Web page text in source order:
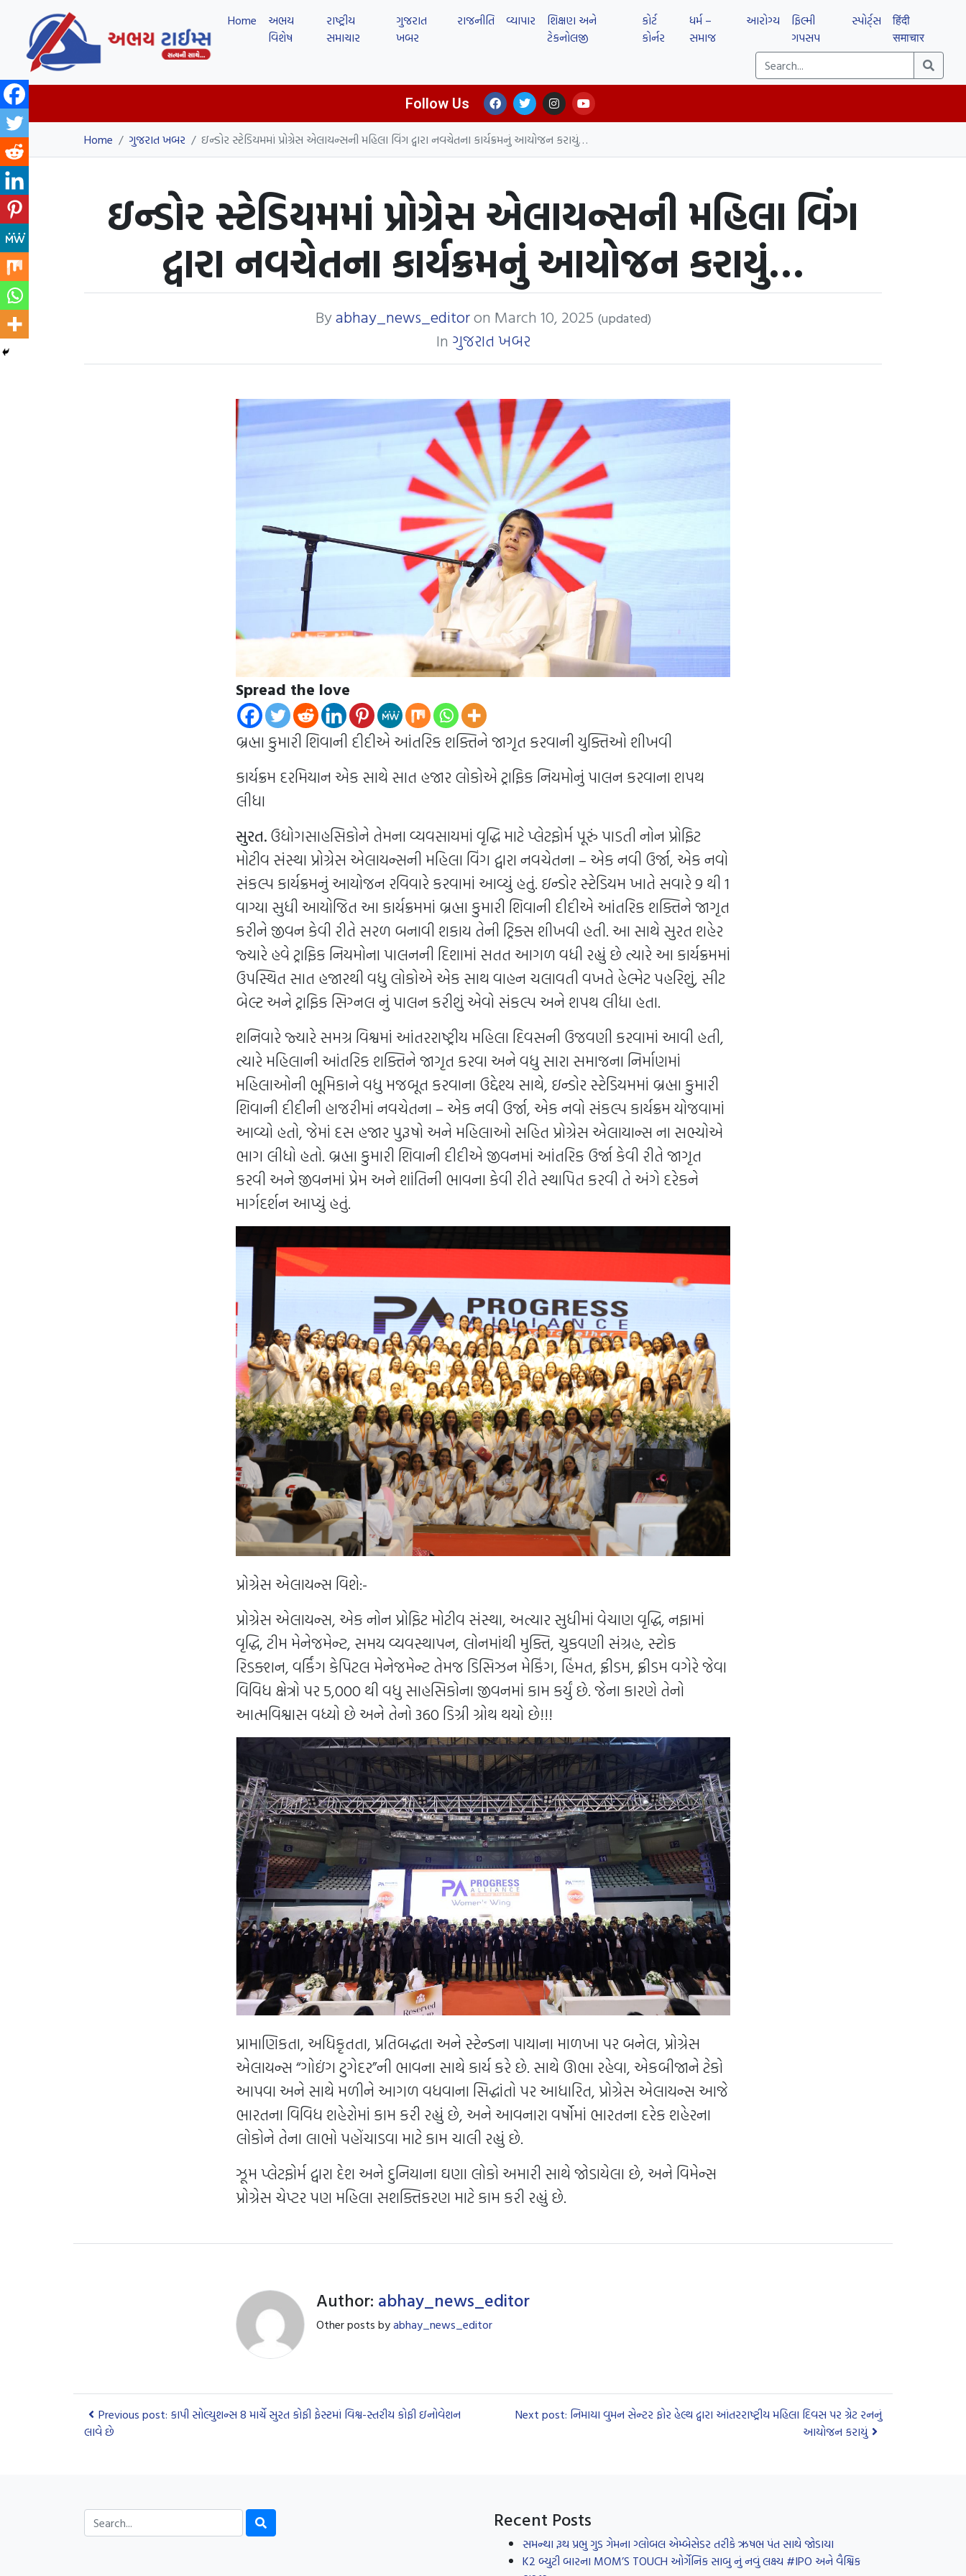
Home
અભય
વિશેષ
રાષ્ટ્રીય
સમાચાર
ગુજરાત
ખબર
રાજનીતિ વ્યાપાર
શિક્ષણ અને
ટેકનોલજી
કોર્ટ
કોર્નર
ધર્મ –
સમાજ
આરોગ્ય
ફિલ્મી
ગપસપ
સ્પોર્ટ્સ
हिंदी
समाचार
Follow Us
Home / ગુજરાત ખબર / ઇન્ડોર સ્ટેડિયમમાં પ્રોગ્રેસ એલાયન્સની મહિલા વિંગ દ્વારા નવચેતના કાર્યક્રમનું આયોજન કરાયું…
ઇન્ડોર સ્ટેડિયમમાં પ્રોગ્રેસ એલાયન્સની મહિલા વિંગ
દ્વારા નવચેતના કાર્યક્રમનું આયોજન કરાયું…
Byabhay_news_editoron March 10, 2025 (updated)
In ગુજરાત ખબર
Spread the love
બ્રહ્મા કુમારી શિવાની દીદીએ આંતરિક શક્તિને જાગૃત કરવાની યુક્તિઓ શીખવી
કાર્યક્રમ દરમિયાન એક સાથે સાત હજાર લોકોએ ટ્રાફિક નિયમોનું પાલન કરવાના શપથ
લીધા
સુરત.ઉદ્યોગસાહસિકોને તેમના વ્યવસાયમાં વૃદ્ધિ માટે પ્લેટફોર્મ પૂરું પાડતી નોન પ્રોફિટ
મોટીવ સંસ્થા પ્રોગ્રેસ એલાયન્સની મહિલા વિંગ દ્વારા નવચેતના – એક નવી ઉર્જા, એક નવો
સંકલ્પ કાર્યક્રમનું આયોજન રવિવારે કરવામાં આવ્યું હતું. ઇન્ડોર સ્ટેડિયમ ખાતે સવારે 9 થી 1
વાગ્યા સુધી આયોજિત આ કાર્યક્રમમાં બ્રહ્મા કુમારી શિવાની દીદીએ આંતરિક શક્તિને જાગૃત
કરીને જીવન કેવી રીતે સરળ બનાવી શકાય તેની ટ્રિક્સ શીખવી હતી. આ સાથે સુરત શહેર
જ્યારે હવે ટ્રાફિક નિયમોના પાલનની દિશામાં સતત આગળ વધી રહ્યું છે ત્યારે આ કાર્યક્રમમાં
ઉપસ્થિત સાત હજારથી વધુ લોકોએ એક સાથ વાહન ચલાવતી વખતે હેલ્મેટ પહરિશું, સીટ
બેલ્ટ અને ટ્રાફિક સિગ્નલ નું પાલન કરીશું એવો સંકલ્પ અને શપથ લીધા હતા.
શનિવારે જ્યારે સમગ્ર વિશ્વમાં આંતરરાષ્ટ્રીય મહિલા દિવસની ઉજવણી કરવામાં આવી હતી,
ત્યારે મહિલાની આંતરિક શક્તિને જાગૃત કરવા અને વધુ સારા સમાજના નિર્માણમાં
મહિલાઓની ભૂમિકાને વધુ મજબૂત કરવાના ઉદ્દેશ્ય સાથે, ઇન્ડોર સ્ટેડિયમમાં બ્રહ્મા કુમારી
શિવાની દીદીની હાજરીમાં નવચેતના – એક નવી ઉર્જા, એક નવો સંકલ્પ કાર્યક્રમ યોજવામાં
આવ્યો હતો, જેમાં દસ હજાર પુરૂષો અને મહિલાઓ સહિત પ્રોગ્રેસ એલાયાન્સ ના સભ્યોએ
ભાગ લીધો હતો. બ્રહ્મા કુમારી શિવાની દીદીએ જીવનમાં આંતરિક ઉર્જા કેવી રીતે જાગૃત
કરવી અને જીવનમાં પ્રેમ અને શાંતિની ભાવના કેવી રીતે સ્થાપિત કરવી તે અંગે દરેકને
માર્ગદર્શન આપ્યું હતું.
પ્રોગ્રેસ એલાયન્સ વિશે:-
પ્રોગ્રેસ એલાયન્સ, એક નોન પ્રોફિટ મોટીવ સંસ્થા, અત્યાર સુધીમાં વેચાણ વૃદ્ધિ, નફામાં
વૃદ્ધિ, ટીમ મેનેજમેન્ટ, સમય વ્યવસ્થાપન, લોનમાંથી મુક્તિ, ચુકવણી સંગ્રહ, સ્ટોક
રિડક્શન, વર્કિંગ કેપિટલ મેનેજમેન્ટ તેમજ ડિસિઝન મેકિંગ, હિંમત, ફ્રીડમ, ફ્રીડમ વગેરે જેવા
વિવિધ ક્ષેત્રો પર 5,000 થી વધુ સાહસિકોના જીવનમાં કામ કર્યું છે. જેના કારણે તેનો
આત્મવિશ્વાસ વધ્યો છે અને તેનો 360 ડિગ્રી ગ્રોથ થયો છે!!!
પ્રામાણિકતા, અધિકૃતતા, પ્રતિબદ્ધતા અને સ્ટેન્ડના પાયાના માળખા પર બનેલ, પ્રોગ્રેસ
એલાયન્સ “ગોઇંગ ટુગેદર”ની ભાવના સાથે કાર્ય કરે છે. સાથે ઊભા રહેવા, એકબીજાને ટેકો
આપવા અને સાથે મળીને આગળ વધવાના સિદ્ધાંતો પર આધારિત, પ્રોગ્રેસ એલાયન્સ આજે
ભારતના વિવિધ શહેરોમાં કામ કરી રહ્યું છે, અને આવનારા વર્ષોમાં ભારતના દરેક શહેરના
લોકોને તેના લાભો પહોંચાડવા માટે કામ ચાલી રહ્યું છે.
ઝૂમ પ્લેટફોર્મ દ્વારા દેશ અને દુનિયાના ઘણા લોકો અમારી સાથે જોડાયેલા છે, અને વિમેન્સ
પ્રોગ્રેસ ચેપ્ટર પણ મહિલા સશક્તિકરણ માટે કામ કરી રહ્યું છે.
Author: abhay_news_editor
Other posts byabhay_news_editor
Previous post: કાપી સોલ્યુશન્સ 8 માર્ચે સુરત કોફી ફેસ્ટમાં વિશ્વ-સ્તરીય કોફી ઇનોવેશન
લાવે છે
Next post: નિમાયા વુમન સેન્ટર ફોર હેલ્થ દ્વારા આંતરરાષ્ટ્રીય મહિલા દિવસ પર ગ્રેટ રનનું
આયોજન કરાયું
Recent Posts
સમન્થા રૂથ પ્રભુ ગુડ ગેમના ગ્લોબલ એમ્બેસેડર તરીકે ઋષભ પંત સાથે જોડાયા
K2 બ્યુટી બારના MOM’S TOUCH ઓર્ગેનિક સાબુ નું નવું લક્ષ્ય #IPO અને વૈશ્વિક